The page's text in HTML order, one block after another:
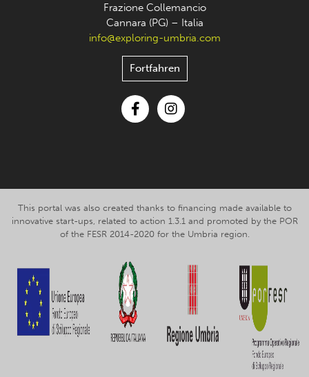
Frazione Collemancio
Cannara (PG) – Italia
info@exploring-umbria.com
Fortfahren
This portal was also created thanks to financing made available to
innovative start-ups, related to action 1.3.1 and promoted by the POR
of the FESR 2014-2020 for the Umbria region.